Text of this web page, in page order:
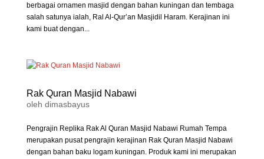
berbagai ornamen masjid dengan bahan kuningan dan tembaga
salah satunya ialah, Ral Al-Qur’an Masjidil Haram. Kerajinan ini
kami buat dengan...
Rak Quran Masjid Nabawi
oleh dimasbayus
Pengrajin Replika Rak Al Quran Masjid Nabawi Rumah Tempa
merupakan pusat pengrajin kerajinan Rak Quran Masjid Nabawi
dengan bahan baku logam kuningan. Produk kami ini merupakan